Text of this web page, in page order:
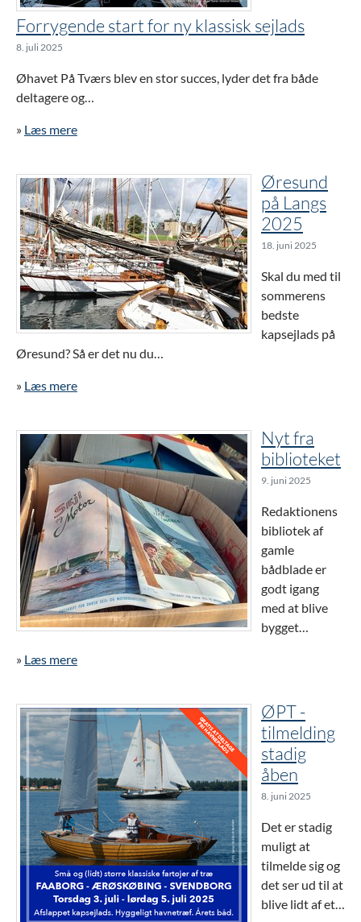
Forrygende start for ny klassisk sejlads
8. juli 2025
Øhavet På Tværs blev en stor succes, lyder det fra både
deltagere og…
» Læs mere
Øresund
på Langs
2025
18. juni 2025
Skal du med til
sommerens
bedste
kapsejlads på
Øresund? Så er det nu du…
» Læs mere
Nyt fra
biblioteket
9. juni 2025
Redaktionens
bibliotek af
gamle
bådblade er
godt igang
med at blive
bygget…
» Læs mere
ØPT -
tilmelding
stadig
åben
8. juni 2025
Det er stadig
muligt at
tilmelde sig og
det ser ud til at
blive lidt af et…